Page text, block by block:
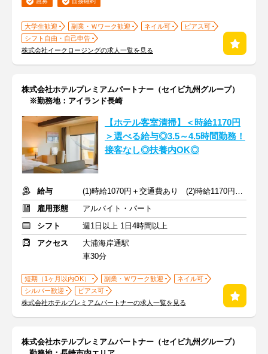
大学生歓迎 副業・Ｗワーク歓迎 ネイル可
ピアス可
シフト自由・自己申告
株式会社イークロージングの求人一覧を見る
株式会社ホテルプレミアムパートナー（セイビ九州グループ）
※勤務地：アイランド長崎
【ホテル客室清掃】＜時給1170円
＞選べる給与◎3.5～4.5時間勤務！
接客なし◎扶養内OK◎
給与
(1)時給1070円＋交通費あり (2)時給1170円＋交通費なし
雇用形態
アルバイト・パート
シフト
週1日以上 1日4時間以上
アクセス
大浦海岸通駅
車30分
短期（1ヶ月以内OK） 副業・Ｗワーク歓迎
ネイル可
シルバー歓迎
ピアス可
株式会社ホテルプレミアムパートナーの求人一覧を見る
株式会社ホテルプレミアムパートナー（セイビ九州グループ）